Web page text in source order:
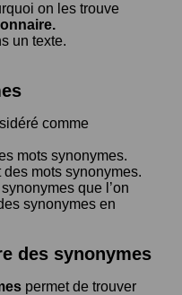
on les trouve
un texte.
comme
mots synonymes.
des mots synonymes.
que l’on
synonymes en
des synonymes
permet de trouver